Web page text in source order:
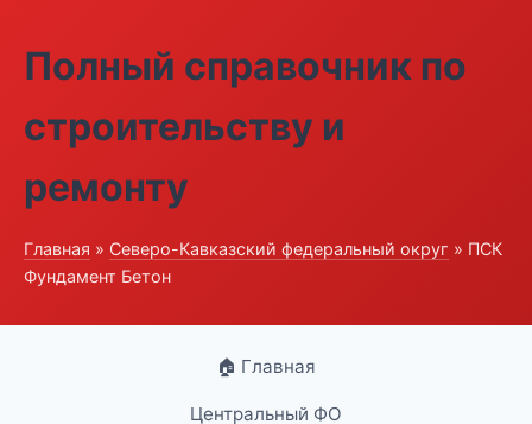
Полный справочник по
строительству и
ремонту
Главная » Северо-Кавказский федеральный округ » ПСК
Фундамент Бетон
🏠 Главная
Центральный ФО